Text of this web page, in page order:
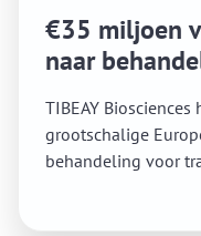
€35 miljoen
naar
TIBEAY
grootschalige
behandeling voor